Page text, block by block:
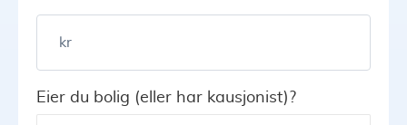
kr
Eier du bolig (eller har kausjonist)?